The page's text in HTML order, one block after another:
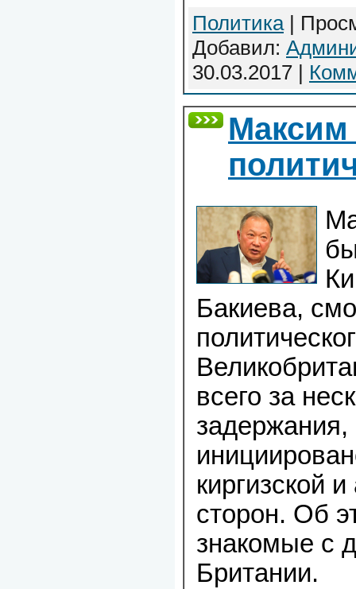
Политика|
Добавил:
30.03.2017 |
Максим
Бакиева,
всего за
киргизской
сторон. Об
знакомые с
Британии.